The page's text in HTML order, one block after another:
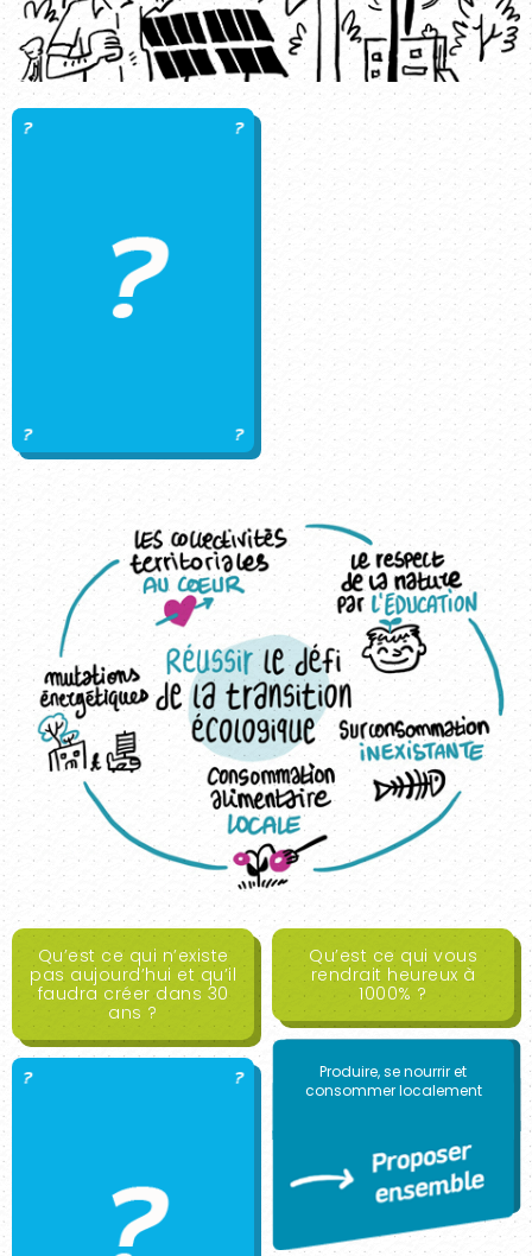
Qu’est ce qui n’existe
pas aujourd’hui et qu’il
faudra créer dans 30
ans ?
Qu’est ce qui vous
rendrait heureux à
1000% ?
Produire, se nourrir et
consommer localement